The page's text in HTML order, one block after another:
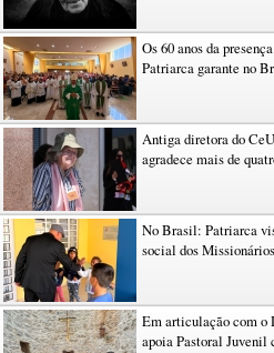
Os 60 anos da
Patriarca garante no
Antiga diretora do
agradece mais de
No Brasil: Patriarca
social dos
Em articulação com o
apoia Pastoral Juvenil